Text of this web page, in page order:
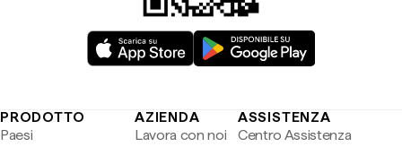
PRODOTTO
Paesi
AZIENDA
Lavora con noi
ASSISTENZA
Centro Assistenza